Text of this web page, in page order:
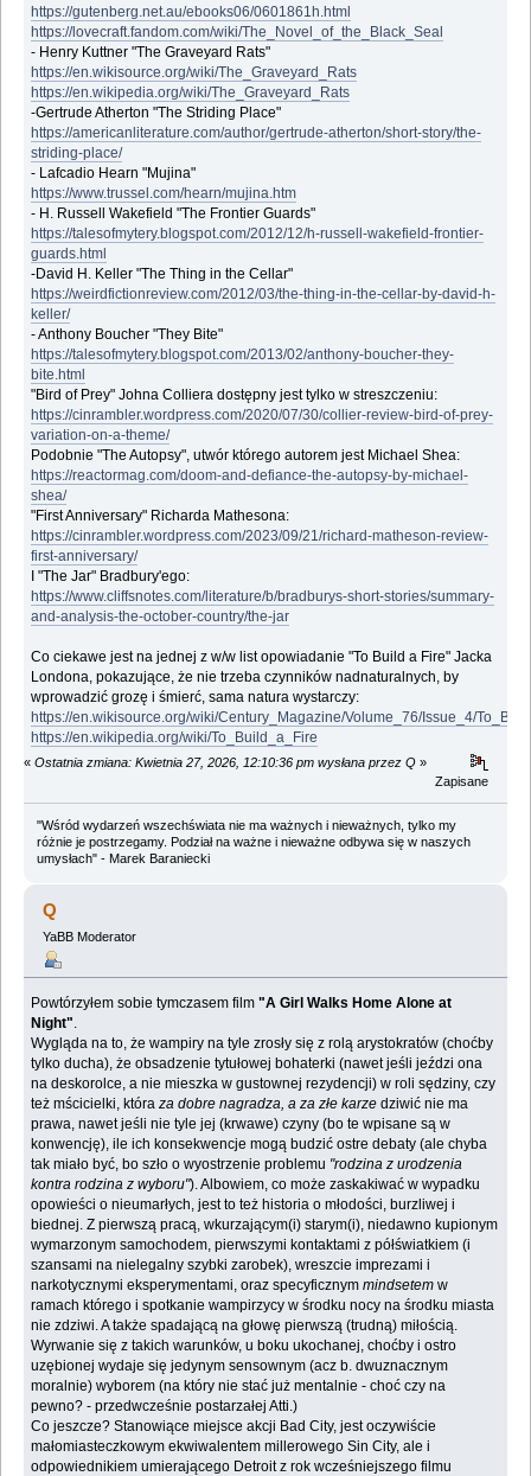
https://gutenberg.net.au/ebooks06/0601861h.html
https://lovecraft.fandom.com/wiki/The_Novel_of_the_Black_Seal
- Henry Kuttner "The Graveyard Rats"
https://en.wikisource.org/wiki/The_Graveyard_Rats
https://en.wikipedia.org/wiki/The_Graveyard_Rats
-Gertrude Atherton "The Striding Place"
https://americanliterature.com/author/gertrude-atherton/short-story/the-
striding-place/
- Lafcadio Hearn "Mujina"
https://www.trussel.com/hearn/mujina.htm
- H. Russell Wakefield "The Frontier Guards"
https://talesofmytery.blogspot.com/2012/12/h-russell-wakefield-frontier-
guards.html
-David H. Keller "The Thing in the Cellar"
https://weirdfictionreview.com/2012/03/the-thing-in-the-cellar-by-david-h-
keller/
- Anthony Boucher "They Bite"
https://talesofmytery.blogspot.com/2013/02/anthony-boucher-they-
bite.html
"Bird of Prey" Johna Colliera dostępny jest tylko w streszczeniu:
https://cinrambler.wordpress.com/2020/07/30/collier-review-bird-of-prey-
variation-on-a-theme/
Podobnie "The Autopsy", utwór którego autorem jest Michael Shea:
https://reactormag.com/doom-and-defiance-the-autopsy-by-michael-
shea/
"First Anniversary" Richarda Mathesona:
https://cinrambler.wordpress.com/2023/09/21/richard-matheson-review-
first-anniversary/
I "The Jar" Bradbury'ego:
https://www.cliffsnotes.com/literature/b/bradburys-short-stories/summary-
and-analysis-the-october-country/the-jar
Co ciekawe jest na jednej z w/w list opowiadanie "To Build a Fire" Jacka
Londona, pokazujące, że nie trzeba czynników nadnaturalnych, by
wprowadzić grozę i śmierć, sama natura wystarczy:
https://en.wikisource.org/wiki/Century_Magazine/Volume_76/Issue_4/
https://en.wikipedia.org/wiki/To_Build_a_Fire
« Ostatnia zmiana: Kwietnia 27, 2026, 12:10:36 pm wysłana przez Q »
Zapisane
"Wśród wydarzeń wszechświata nie ma ważnych i nieważnych, tylko my
różnie je postrzegamy. Podział na ważne i nieważne odbywa się w naszych
umysłach" - Marek Baraniecki
Q
YaBB Moderator
Powtórzyłem sobie tymczasem film"A Girl Walks Home Alone at
Night".
Wygląda na to, że wampiry na tyle zrosły się z rolą arystokratów (choćby
tylko ducha), że obsadzenie tytułowej bohaterki (nawet jeśli jeździ ona
na deskorolce, a nie mieszka w gustownej rezydencji) w roli sędziny, czy
też mścicielki, któraza dobre nagradza, a za złe karze dziwić nie ma
prawa, nawet jeśli nie tyle jej (krwawe) czyny (bo te wpisane są w
konwencję), ile ich konsekwencje mogą budzić ostre debaty (ale chyba
tak miało być, bo szło o wyostrzenie problemu "rodzina z urodzenia
kontra rodzina z wyboru"). Albowiem, co może zaskakiwać w wypadku
opowieści o nieumarłych, jest to też historia o młodości, burzliwej i
biednej. Z pierwszą pracą, wkurzającym(i) starym(i), niedawno kupionym
wymarzonym samochodem, pierwszymi kontaktami z półświatkiem (i
szansami na nielegalny szybki zarobek), wreszcie imprezami i
narkotycznymi eksperymentami, oraz specyficznymmindsetem w
ramach którego i spotkanie wampirzycy w środku nocy na środku miasta
nie zdziwi. A także spadającą na głowę pierwszą (trudną) miłością.
Wyrwanie się z takich warunków, u boku ukochanej, choćby i ostro
uzębionej wydaje się jedynym sensownym (acz b. dwuznacznym
moralnie) wyborem (na który nie stać już mentalnie - choć czy na
pewno? - przedwcześnie postarzałej Atti.)
Co jeszcze? Stanowiące miejsce akcji Bad City, jest oczywiście
małomiasteczkowym ekwiwalentem millerowego Sin City, ale i
odpowiednikiem umierającego Detroit z rok wcześniejszego filmu